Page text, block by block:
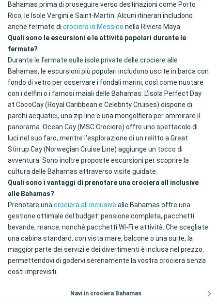
Bahamas prima di proseguire verso destinazioni come Porto
Rico, le Isole Vergini e Saint-Martin. Alcuni itinerari includono
anche fermate di crociera in Messico nella Riviera Maya.
Quali sono le escursioni e le attività popolari durante le
fermate?
Durante le fermate sulle isole private delle crociere alle
Bahamas, le escursioni più popolari includono uscite in barca con
fondo di vetro per osservare i fondali marini, così come nuotare
con i delfini o i famosi maiali delle Bahamas. L'isola Perfect Day
at CocoCay (Royal Caribbean e Celebrity Cruises) dispone di
parchi acquatici, una zip line e una mongolfiera per ammirare il
panorama. Ocean Cay (MSC Crociere) offre uno spettacolo di
luci nel suo faro, mentre l'esplorazione di un relitto a Great
Stirrup Cay (Norwegian Cruise Line) aggiunge un tocco di
avventura. Sono inoltre proposte escursioni per scoprire la
cultura delle Bahamas attraverso visite guidate.
Quali sono i vantaggi di prenotare una crociera all inclusive
alle Bahamas?
Prenotare unacrociera all inclusive alle Bahamas offre una
gestione ottimale del budget: pensione completa, pacchetti
bevande, mance, nonché pacchetti Wi-Fi e attività. Che scegliate
una cabina standard, con vista mare, balcone o una suite, la
maggior parte dei servizi e dei divertimenti è inclusa nel prezzo,
permettendovi di godervi serenamente la vostra crociera senza
costi imprevisti.
Navi in crociera Bahamas